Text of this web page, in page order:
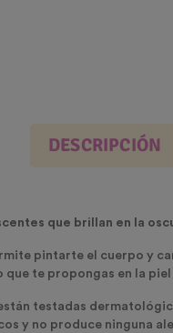
DESCRIPCIÓN
que brillan en la
pintarte el cuerpo y
que te propongas en la
testadas
y no produce ninguna